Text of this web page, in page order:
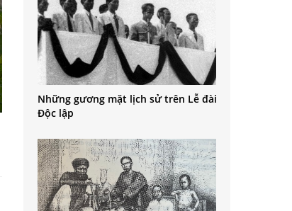
Những gương mặt lịch sử trên Lễ đài
Độc lập